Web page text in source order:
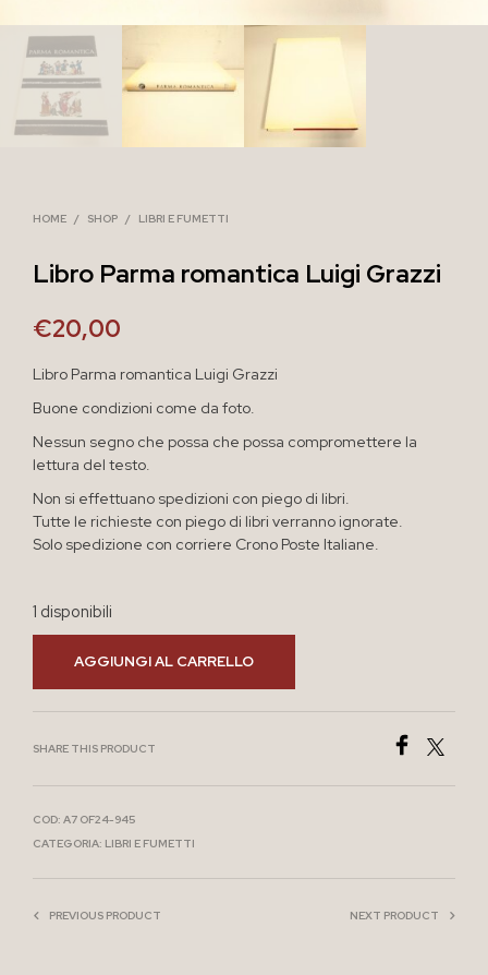
HOME / SHOP / LIBRI E FUMETTI
Libro Parma romantica Luigi Grazzi
€20,00
Libro Parma romantica Luigi Grazzi
Buone condizioni come da foto.
Nessun segno che possa che possa compromettere la
lettura del testo.
Non si effettuano spedizioni con piego di libri.
Tutte le richieste con piego di libri verranno ignorate.
Solo spedizione con corriere Crono Poste Italiane.
1 disponibili
AGGIUNGI AL CARRELLO
SHARE THIS PRODUCT
COD: A7 OF24-945
CATEGORIA: LIBRI E FUMETTI
PREVIOUS PRODUCT NEXT PRODUCT